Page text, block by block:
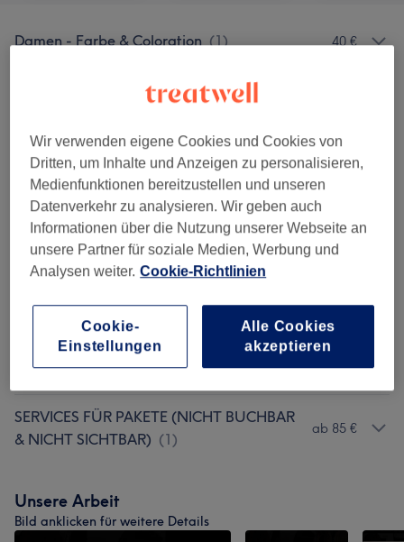
Damen - Farbe & Coloration (1) 40 €
Damen - Haarschnitte & Stylings ( 6)
Herren - Haarschnitte & Rasuren (2) ab 20 €
Kinder - Haarschnitte & Stylings (2 )
Haarkuren & Pflege )
Damen - Extras (1) 36 €
Damen - Längenausgleich,schneiden &
Selber Föhnen (7)
SERVICES FÜR PAKETE (NICHT BUCHBAR
& NICHT SICHTBAR) (1)
ab 85 €
Unsere Arbeit
Bild anklicken für weitere Details
Wir verwenden eigene Cookies und Cookies von
Dritten, um Inhalte und Anzeigen zu personalisieren,
Medienfunktionen bereitzustellen und unseren
Datenverkehr zu analysieren. Wir geben auch
Informationen über die Nutzung unserer Webseite an
unsere Partner für soziale Medien, Werbung und
Analysen weiter. Cookie-Richtlinien
Cookie-
Einstellungen
Alle Cookies
akzeptieren